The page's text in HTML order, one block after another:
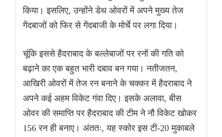
किया। इसलिए, उन्होंने डेथ ओवरों में अपने मुख्य तेज
गेंदबाजों को फिर से गेंदबाजी के मोर्चे पर लगा दिया।
चूंकि इससे हैदराबाद के बल्लेबाजों पर रनों की गति को
बढ़ाने का एक बहुत भारी दबाव बन गया। नतीजतन,
आखिरी ओवरों में तेज रन बनाने के चक्कर में हैदराबाद ने
अपने कई अहम विकेट गंवा दिए। इसके अलावा, बीस
ओवर की समाप्ति पर हैदराबाद की टीम ने नौ विकेट खोकर
156 रन ही बनाए। अंततः, यह स्कोर इस टी-20 मुकाबले